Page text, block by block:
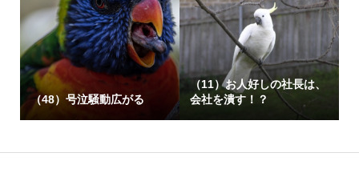
（48）号泣騒動広がる
（11）お人好しの社長は、
会社を潰す！？